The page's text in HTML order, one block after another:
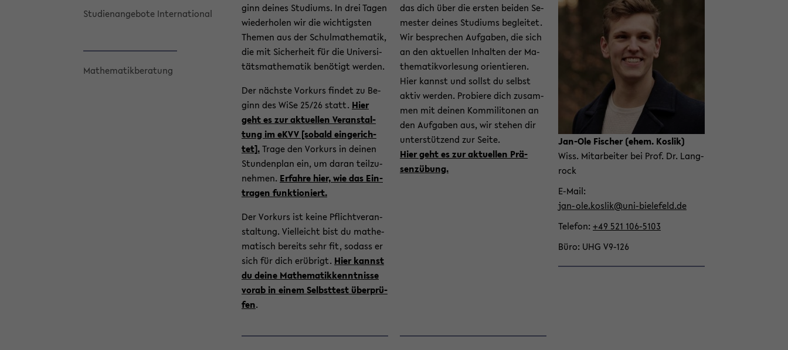
Stu­di­en­an­ge­bo­te In­ter­na­tio­nal
Ma­the­ma­tik­be­ra­tung
Jan-​Ole Fi­scher (ehem. Kos­lik)
Wiss. Mit­ar­bei­ter bei Prof. Dr. Lang­
rock
E-​Mail
jan-​ole.kos­lik@uni-​bielefeld.de
Te­le­fon +49 521 106-​5103
Büro UHG V9-​126
ginn dei­nes Stu­di­ums. In drei Tagen
wie­der­ho­len wir die wich­tigs­ten
The­men aus der Schul­ma­the­ma­tik,
die mit Si­cher­heit für die Uni­ver­si­
täts­ma­the­ma­tik be­nö­tigt wer­den.
Der nächs­te Vor­kurs fin­det zu Be­
ginn des WiSe 25/26 statt. Hier
geht es zur ak­tu­el­len Ver­an­stal­
tung im eKVV [so­bald ein­ge­rich­
tet].Trage den Vor­kurs in dei­nen
Stun­den­plan ein, um daran teil­zu­
neh­men. Er­fah­re hier, wie das Ein­
tra­gen funk­tio­niert.
Der Vor­kurs ist keine Pflicht­ver­an­
stal­tung. Viel­leicht bist du ma­the­
ma­tisch be­reits sehr fit, so­dass er
sich für dich er­üb­rigt. Hier kannst
du deine Ma­the­ma­tik­kennt­nis­se
vorab in einem Selbst­test über­prü­
fen.
das dich über die ers­ten bei­den Se­
mes­ter dei­nes Stu­di­ums be­glei­tet.
Wir be­spre­chen Auf­ga­ben, die sich
an den ak­tu­el­len In­hal­ten der Ma­
the­ma­tik­vor­le­sung ori­en­tie­ren.
Hier kannst und sollst du selbst
aktiv wer­den. Pro­bie­re dich zu­sam­
men mit dei­nen Kom­mi­li­to­nen an
den Auf­ga­ben aus, wir ste­hen dir
un­ter­stüt­zend zur Seite.
Hier geht es zur ak­tu­el­len Prä­
senz­übung.